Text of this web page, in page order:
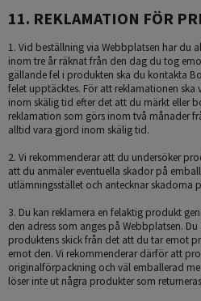
11. REKLAMATION FÖR
1. Vid beställning via Webbplatsen har du
inom tre år räknat från den dag du tog
gällande fel i produkten ska du kontakta
felet upptäcktes. För att reklamationen
inom skälig tid efter det att du märkt eller
reklamation som görs inom två månader
alltid vara gjord inom skälig tid.
2. Vi rekommenderar att du undersöker
att du anmäler eventuella skador på
utlämningsstället och antecknar skadorna
3. Du kan reklamera en felaktig produkt
den adress som anges på Webbplatsen.
produktens skick från det att du tar emot
emot den. Vi rekommenderar därför att
originalförpackning och väl emballerad
löser inte ut några produkter som